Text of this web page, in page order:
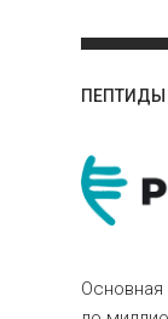
ПЕПТИДЫ